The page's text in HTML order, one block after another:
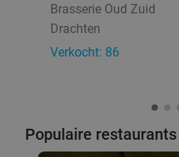
Brasserie Oud Zuid
Drachten
Verkocht: 86
Populaire